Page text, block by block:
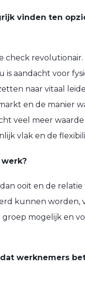
vinden ten
check
is aandacht voor
naar vitaal
en de manier
veel meer waarde
vlak en de
ooit en de
kunnen worden,
mogelijk en
werknemers